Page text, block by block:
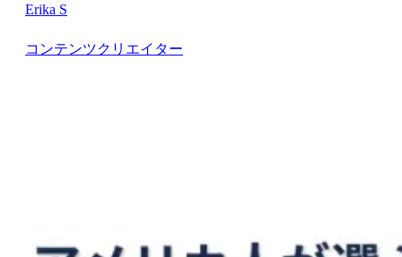
Erika S
コンテンツクリエイター